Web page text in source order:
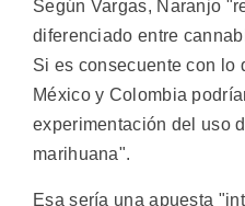
Según Vargas, Naranjo
diferenciado entre
Si es consecuente con lo
México y Colombia
experimentación del uso
marihuana".
Esa sería una apuesta